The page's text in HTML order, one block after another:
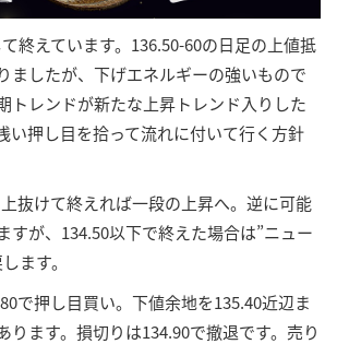
終えています。136.50-60の日足の上値抵
ましたが、下げエネルギーの強いもので
トレンドが新たな上昇トレンド入りした
い押し目を拾って流れに付いて行く方針
抜けて終えれば一段の上昇へ。逆に可能
すが、134.50以下で終えた場合は”ニュー
ます。
で押し目買い。下値余地を135.40近辺ま
ります。損切りは134.90で撤退です。売り